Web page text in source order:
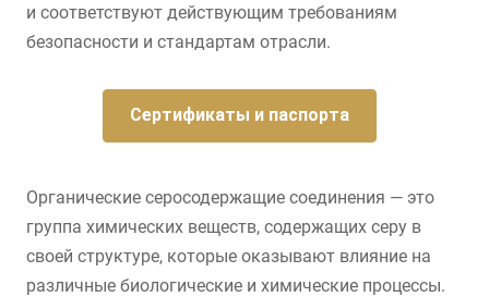
и соответствуют действующим требованиям
безопасности и стандартам отрасли.
Сертификаты и паспорта
Органические серосодержащие соединения — это
группа химических веществ, содержащих серу в
своей структуре, которые оказывают влияние на
различные биологические и химические процессы.